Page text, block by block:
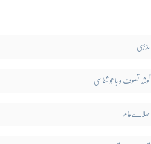
مذہبی
گوشہ تصوف و باھُو شناسی
صلاےعام